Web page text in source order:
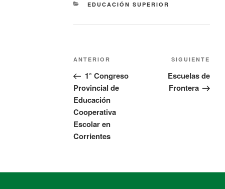
EDUCACIÓN SUPERIOR
ANTERIOR
1° Congreso
Provincial de
Educación
Cooperativa
Escolar en
Corrientes
SIGUIENTE
Escuelas de
Frontera